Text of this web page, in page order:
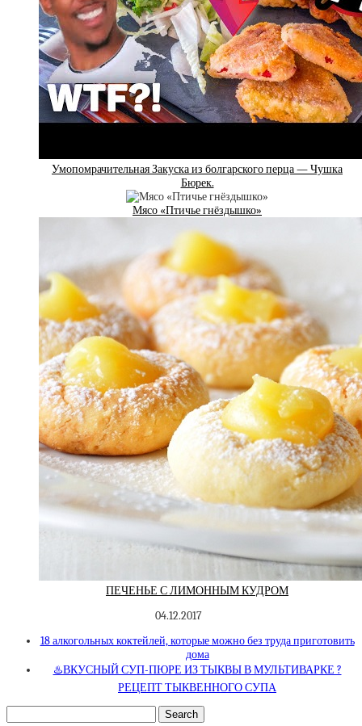
Умопомрачительная Закуска из болгарского перца — Чушка
Бюрек.
Мясо «Птичье гнёздышко»
ПЕЧЕНЬЕ С ЛИМОННЫМ КУДРОМ
04.12.2017
18 алкогольных коктейлей, которые можно без труда приготовить
дома
♨️ВКУСНЫЙ СУП-ПЮРЕ ИЗ ТЫКВЫ В МУЛЬТИВАРКЕ ?
РЕЦЕПТ ТЫКВЕННОГО СУПА